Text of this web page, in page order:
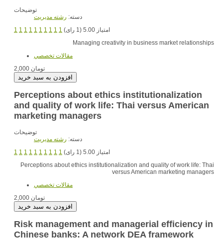
توضیحات
دسته: رشته مديريت
1 1 1 1 1 1 1 1 1 1
امتیاز 5.00 (1 رای)
Managing creativity in business market relationships
مقالات تخصصي
2,000 تومان
Perceptions about ethics institutionalization
and quality of work life: Thai versus American
marketing managers
توضیحات
دسته: رشته مديريت
1 1 1 1 1 1 1 1 1 1
امتیاز 5.00 (1 رای)
Perceptions about ethics institutionalization and quality of work life: Thai
versus American marketing managers
مقالات تخصصي
2,000 تومان
Risk management and managerial efficiency in
Chinese banks: A network DEA framework